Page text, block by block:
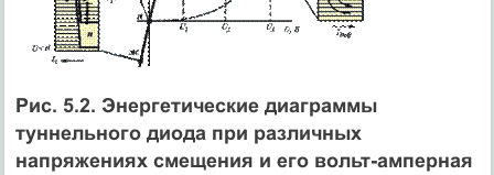
Рис. 5.2. Энергетические диаграммы
туннельного диода при различных
напряжениях смещения и его вольт-амперная